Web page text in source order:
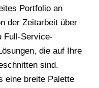
Portfolio an
der Zeitarbeit über
Full-Service-
die auf Ihre
sind.
eine breite Palette